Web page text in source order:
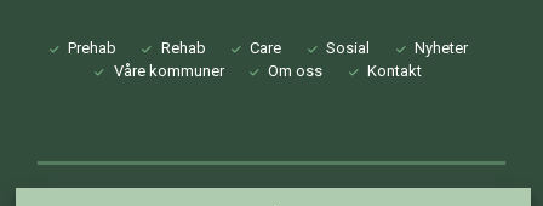
Prehab Rehab Care Sosial
Nyheter
Våre kommuner
Om oss Kontakt